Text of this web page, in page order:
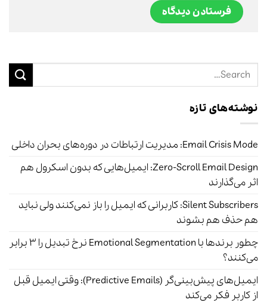
نوشته‌های تازه
Email Crisis Mode: مدیریت ارتباطات در دوره‌های بحران داخلی
Zero-Scroll Email Design: ایمیل‌هایی که بدون اسکرول هم
اثر می‌گذارند
Silent Subscribers: کاربرانی که ایمیل را باز نمی‌کنند ولی نباید
هم حذف هم بشوند
چطور برندها با Emotional Segmentation نرخ تبدیل را ۳ برابر
می‌کنند؟
ایمیل‌های پیش‌بینی‌گر (Predictive Emails): وقتی ایمیل قبل
از کاربر فکر می‌کند